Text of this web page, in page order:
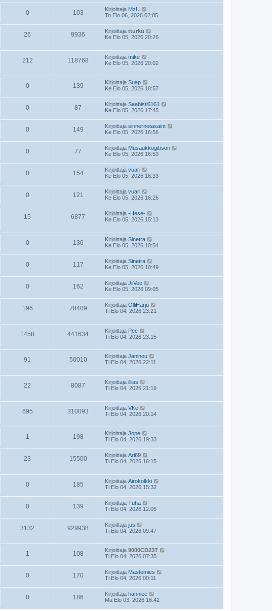
0 103 Kirjoittaja MzU
To Elo 06, 2026 02:05
26 9936 Kirjoittaja tturku
Ke Elo 05, 2026 20:26
212 118768 Kirjoittaja mike
Ke Elo 05, 2026 20:02
0 139 Kirjoittaja Suap
Ke Elo 05, 2026 18:57
0 87 Kirjoittaja Saabisti6161
Ke Elo 05, 2026 17:45
0 149 Kirjoittaja sinnernotasaint
Ke Elo 05, 2026 16:56
0 77 Kirjoittaja Musaukkogibson
Ke Elo 05, 2026 16:53
0 154 Kirjoittaja vuari
Ke Elo 05, 2026 16:33
0 121 Kirjoittaja vuari
Ke Elo 05, 2026 16:26
15 6877 Kirjoittaja -Hese-
Ke Elo 05, 2026 15:13
0 136 Kirjoittaja Sinetra
Ke Elo 05, 2026 10:54
0 117 Kirjoittaja Sinetra
Ke Elo 05, 2026 10:49
0 162 Kirjoittaja JiiVee
Ke Elo 05, 2026 09:05
196 78409 Kirjoittaja OlliHarju
Ti Elo 04, 2026 23:21
1458 441634 Kirjoittaja Pee
Ti Elo 04, 2026 23:15
91 50010 Kirjoittaja Janinou
Ti Elo 04, 2026 22:11
22 8087 Kirjoittaja illias
Ti Elo 04, 2026 21:19
695 310093 Kirjoittaja VKe
Ti Elo 04, 2026 20:14
1 198 Kirjoittaja Jope
Ti Elo 04, 2026 19:33
23 15500 Kirjoittaja Ari69
Ti Elo 04, 2026 16:15
0 185 Kirjoittaja Airokolkki
Ti Elo 04, 2026 15:32
0 139 Kirjoittaja Tuha
Ti Elo 04, 2026 12:05
3132 929938 Kirjoittaja jus
Ti Elo 04, 2026 09:47
1 108 Kirjoittaja 9000CD23T
Ti Elo 04, 2026 07:35
0 170 Kirjoittaja Mastomies
Ti Elo 04, 2026 00:11
0 186 Kirjoittaja hanniee
Ma Elo 03, 2026 16:42